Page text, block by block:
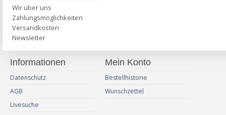
Wir über uns
Zahlungsmöglichkeiten
Versandkosten
Newsletter
Informationen
Datenschutz
AGB
Livesuche
Mein Konto
Bestellhistorie
Wunschzettel